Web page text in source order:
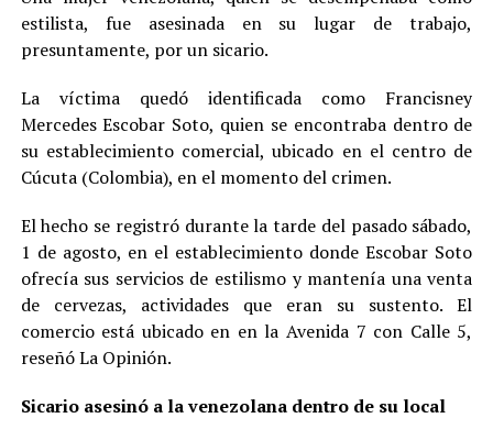
estilista, fue asesinada en su lugar de trabajo,
presuntamente, por un sicario.
La víctima quedó identificada como Francisney
Mercedes Escobar Soto, quien se encontraba dentro de
su establecimiento comercial, ubicado en el centro de
Cúcuta (Colombia), en el momento del crimen.
El hecho se registró durante la tarde del pasado sábado,
1 de agosto, en el establecimiento donde Escobar Soto
ofrecía sus servicios de estilismo y mantenía una venta
de cervezas, actividades que eran su sustento. El
comercio está ubicado en en la Avenida 7 con Calle 5,
reseñó La Opinión.
Sicario asesinó a la venezolana dentro de su local